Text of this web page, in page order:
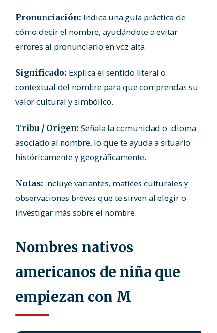
Pronunciación: Indica una guía práctica de
cómo decir el nombre, ayudándote a evitar
errores al pronunciarlo en voz alta.
Significado: Explica el sentido literal o
contextual del nombre para que comprendas su
valor cultural y simbólico.
Tribu / Origen: Señala la comunidad o idioma
asociado al nombre, lo que te ayuda a situarlo
históricamente y geográficamente.
Notas: Incluye variantes, matices culturales y
observaciones breves que te sirven al elegir o
investigar más sobre el nombre.
Nombres nativos
americanos de niña que
empiezan con M